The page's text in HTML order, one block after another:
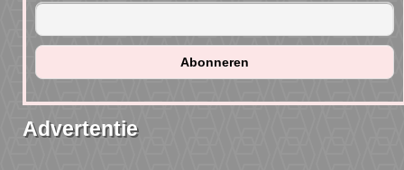
Advertentie